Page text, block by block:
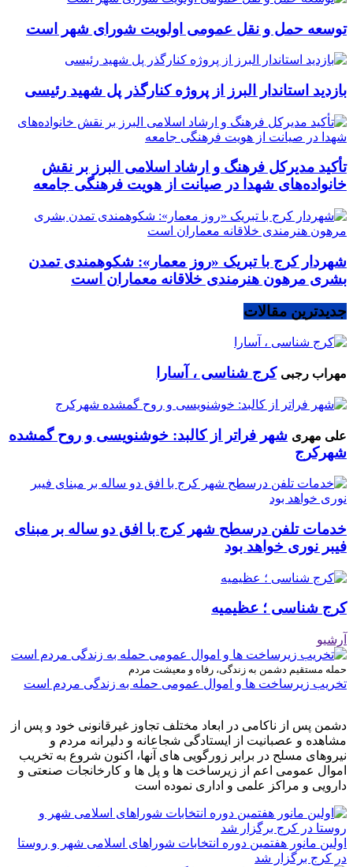
توسعه حمل و نقل عمومی اولویت شورای شهر است
بازدید استاندار البرز از پروژه کنارگذر پل شهید رئیسی
تأکید مدیرکل فرهنگ و ارشاد اسلامی البرز بر نقش
خانواده‌های شهدا در صیانت از هویت فرهنگی جامعه
شهردار کرج با تبریک «روز معمار»: شکوهمندی تمدن
بشری مرهون هنرمندی خلاقانه معماران است
جدیدترین مقالات
مهراب رجبی کرج شناسی ، آسارا
علی مهری شهر فراتر از کالبد: خوشنویسی و روح گمشده
شهرکرج
خدمات تلفن درسطح شهر کرج با افق دو ساله بر مبنای
فیبر نوری خواهد بود
کرج شناسی ؛ عظیمیه
آرشیو
حمله مستقیم دشمن به زندگی، رفاه و معیشت مردم
تخریب زیرساخت ها و اموال عمومی حمله به زندگی مردم است
دشمن پس از ناکامی در ابعاد مختلف تجاوز غیرقانونی خود و پس از
مشاهده و عصبانیت از ایستادگی شجاعانه و دلیرانه مردم و
نیروهای مسلح در برابر زورگویی های آنها، اکنون شروع به تخریب
اموال عمومی اعم از زیرساخت ها و پل ها و کارخانجات صنعتی و
دارویی و مراکز علمی و اداری نموده است
اولین مانور هفتمین دوره انتخابات شوراهای اسلامی شهر و روستا
در کرج برگزار شد